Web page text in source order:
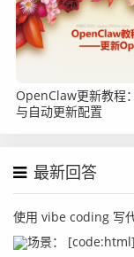
OpenClaw更新教程
与自动更新配置
最新回答
使用 vibe coding 写
场景：